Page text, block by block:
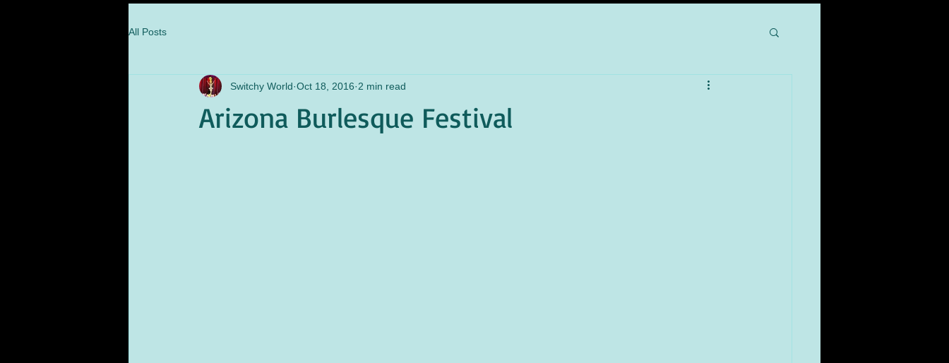
All Posts
Arizona Burlesque Festival
Switchy World Oct 18, 2016 2 min read